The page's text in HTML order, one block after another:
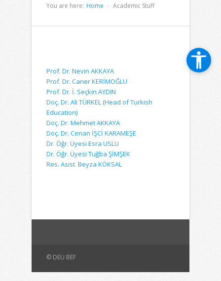
You are here: Home Academic Stuff
Prof. Dr. Nevin AKKAYA
Prof. Dr. Caner KERİMOĞLU
Prof. Dr. İ. Seçkin AYDIN
Doç. Dr. Ali TÜRKEL (Head of Turkish
Education)
Doç. Dr. Mehmet AKKAYA
Doç. Dr. Cenan İŞCİ KARAMEŞE
Dr. Öğr. Üyesi Esra USLU
Dr. Öğr. Üyesi Tuğba ŞİMŞEK
Res. Asist. Beyza KÖKSAL
© DEU BEF